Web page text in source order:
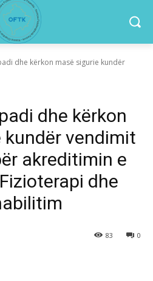
dhe kërkon masë sigurie kundër
dhe kërkon
kundër vendimit
akreditimin e
dhe
0
83